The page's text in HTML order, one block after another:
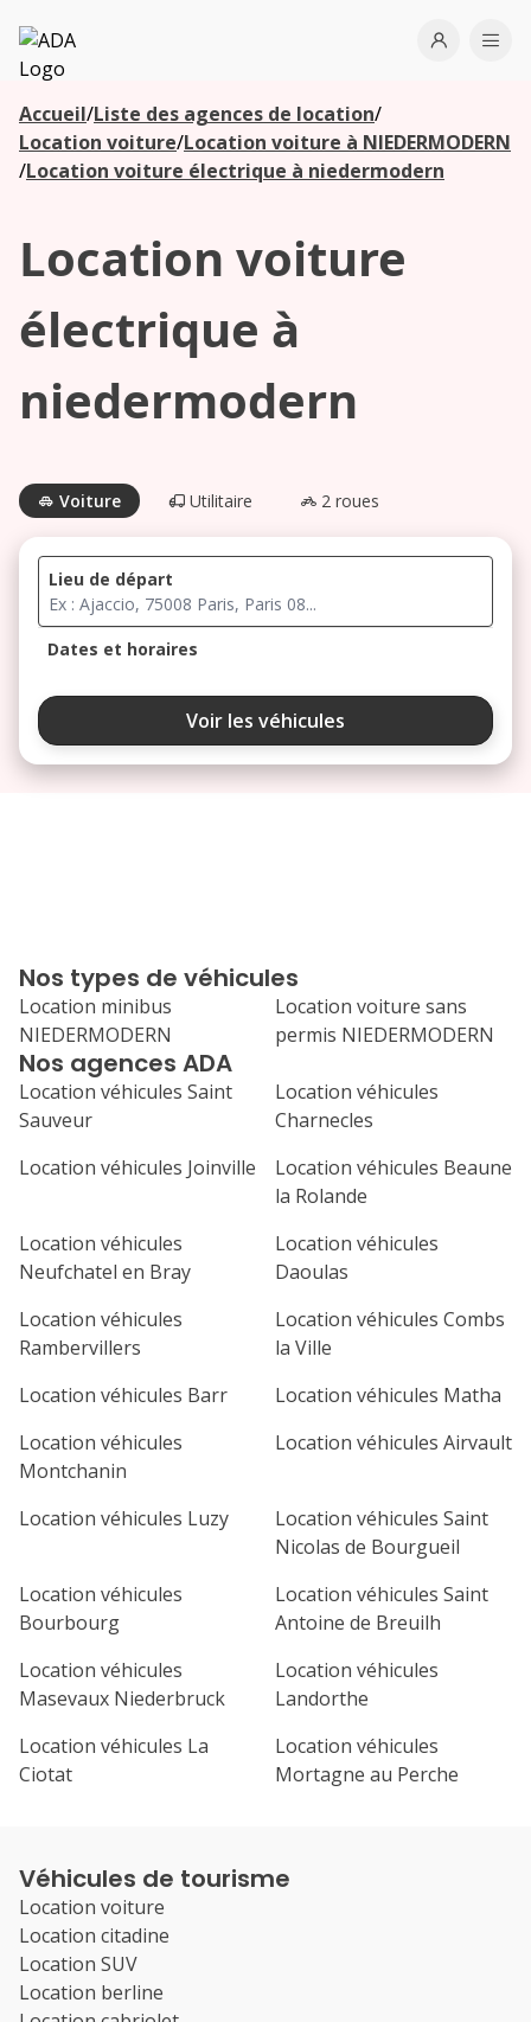
ADA
Open
Accueil/Liste des agences de location/
Location voiture/Location voiture à NIEDERMODERN
/Location voiture électrique à niedermodern
Location voiture
électrique à
niedermodern
Voiture Utilitaire 2 roues
Lieu de départ
Dates et horaires
août 2026
ma me
24 25 26
31
septembre 2026
lu me je
1
3
9
14 16
21 23 24 25
Voir les véhicules
Nos agences ADA
Location véhicules Saint
Sauveur
Location véhicules
Charnecles
Location véhicules Joinville
Location véhicules Beaune
la Rolande
Location véhicules
Neufchatel en Bray
Location véhicules
Daoulas
Location véhicules
Rambervillers
Location véhicules Combs
la Ville
Location véhicules Barr
Location véhicules Matha
Location véhicules
Montchanin
Location véhicules Airvault
Location véhicules Luzy
Location véhicules Saint
Nicolas de Bourgueil
Location véhicules
Bourbourg
Location véhicules Saint
Antoine de Breuilh
Location véhicules
Masevaux Niederbruck
Location véhicules
Landorthe
Location véhicules La
Ciotat
Location véhicules
Mortagne au Perche
Nos types de véhicules
Location minibus
NIEDERMODERN
Location voiture sans
permis NIEDERMODERN
Les
agences à
proximité
Commencez
votre
recherche
agences à
proximité
Véhicules de tourisme
Location voiture
Location citadine
Location SUV
Location berline